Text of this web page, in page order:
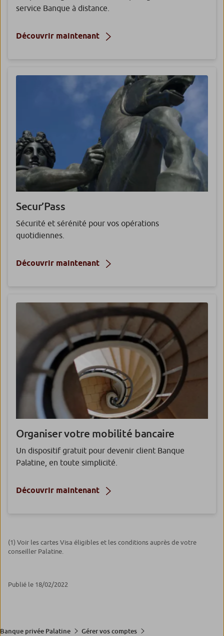
service Banque à distance.
Découvrir maintenant
Secur’Pass
Sécurité et sérénité pour vos opérations
quotidiennes.
Découvrir maintenant
Organiser votre mobilité bancaire
Un dispositif gratuit pour devenir client Banque
Palatine, en toute simplicité.
Découvrir maintenant
(1) Voir les cartes Visa éligibles et les conditions auprès de votre
conseiller Palatine.
Publié le 18/02/2022
Banque privée Palatine
Gérer vos comptes